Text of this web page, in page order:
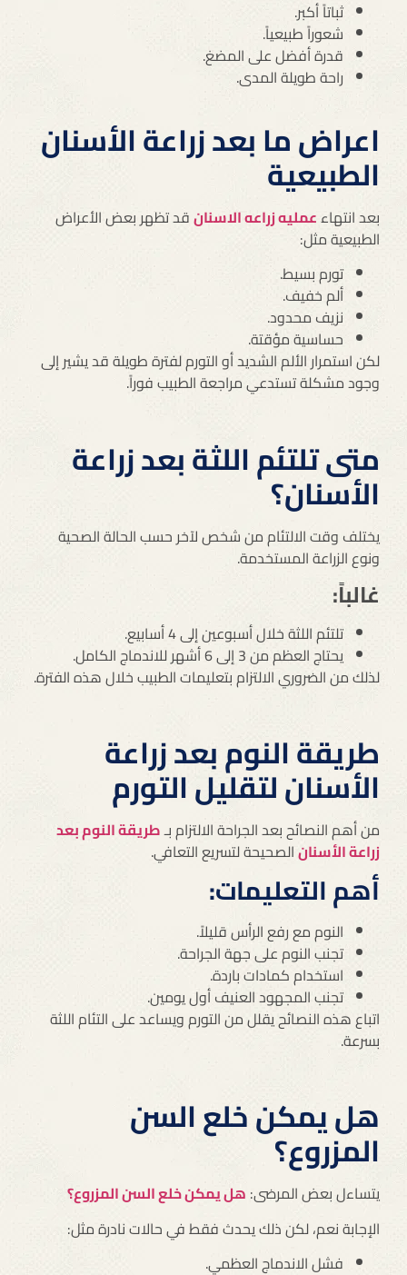
ثباتاً أكبر.
شعوراً طبيعياً.
قدرة أفضل على المضغ.
راحة طويلة المدى.
اعراض ما بعد زراعة الأسنان
الطبيعية
بعد انتهاءعمليه زراعه الاسنانقد تظهر بعض الأعراض
الطبيعية مثل:
تورم بسيط.
ألم خفيف.
نزيف محدود.
حساسية مؤقتة.
لكن استمرار الألم الشديد أو التورم لفترة طويلة قد يشير إلى
وجود مشكلة تستدعي مراجعة الطبيب فوراً.
متى تلتئم اللثة بعد زراعة
الأسنان؟
يختلف وقت الالتئام من شخص لآخر حسب الحالة الصحية
ونوع الزراعة المستخدمة.
غالباً:
تلتئم اللثة خلال أسبوعين إلى 4 أسابيع.
يحتاج العظم من 3 إلى 6 أشهر للاندماج الكامل.
لذلك من الضروري الالتزام بتعليمات الطبيب خلال هذه الفترة.
طريقة النوم بعد زراعة
الأسنان لتقليل التورم
من أهم النصائح بعد الجراحة الالتزام بـطريقة النوم بعد
زراعة الأسنانالصحيحة لتسريع التعافي.
أهم التعليمات:
النوم مع رفع الرأس قليلاً.
تجنب النوم على جهة الجراحة.
استخدام كمادات باردة.
تجنب المجهود العنيف أول يومين.
اتباع هذه النصائح يقلل من التورم ويساعد على التئام اللثة
بسرعة.
هل يمكن خلع السن
المزروع؟
يتساءل بعض المرضى: هل يمكن خلع السن المزروع؟
الإجابة نعم، لكن ذلك يحدث فقط في حالات نادرة مثل:
فشل الاندماج العظمي.